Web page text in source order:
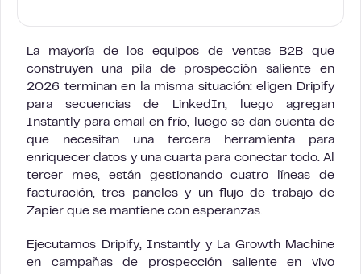
La mayoría de los equipos de ventas B2B que
construyen una pila de prospección saliente en
2026 terminan en la misma situación: eligen Dripify
para secuencias de LinkedIn, luego agregan
Instantly para email en frío, luego se dan cuenta de
que necesitan una tercera herramienta para
enriquecer datos y una cuarta para conectar todo. Al
tercer mes, están gestionando cuatro líneas de
facturación, tres paneles y un flujo de trabajo de
Zapier que se mantiene con esperanzas.
Ejecutamos Dripify, Instantly y La Growth Machine
en campañas de prospección saliente en vivo